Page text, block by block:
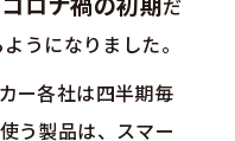
うになりました。
ー各社は四半期毎
う製品は、スマー